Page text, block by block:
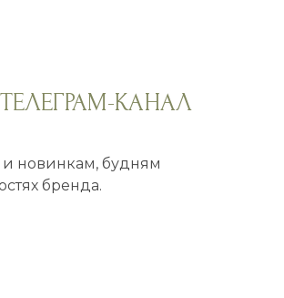
КАНАЛ
новинкам, будням
бренда.